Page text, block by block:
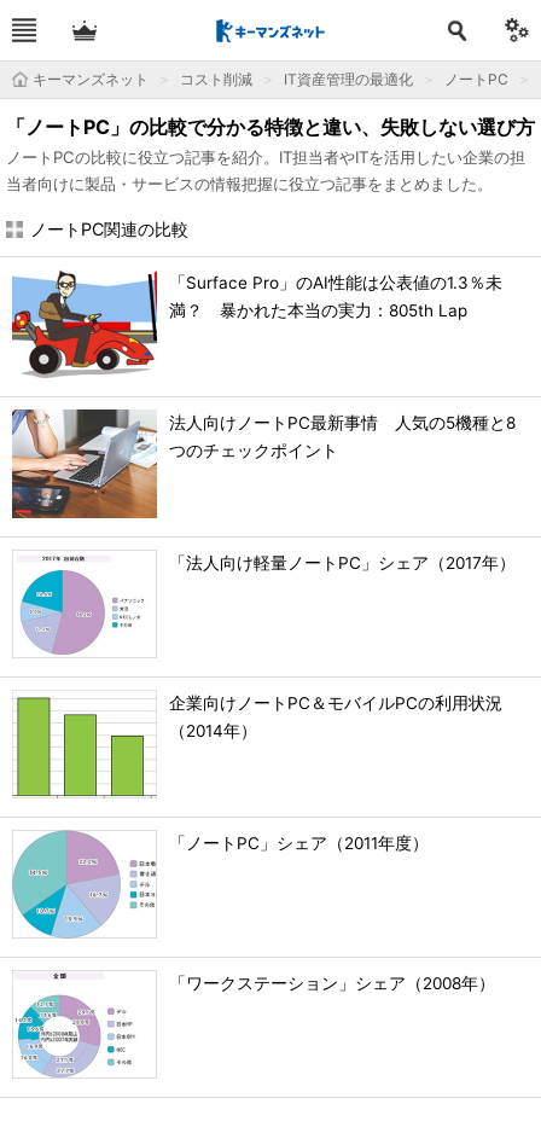
キーマンズネット コスト削減 IT資産管理の最適化 ノートPC
「ノートPC」の比較で分かる特徴と違い、失敗しない選び方
ノートPCの比較に役立つ記事を紹介。IT担当者やITを活用したい企業の担
当者向けに製品・サービスの情報把握に役立つ記事をまとめました。
ノートPC関連の比較
「Surface Pro」のAI性能は公表値の1.3％未
満？ 暴かれた本当の実力：805th Lap
法人向けノートPC最新事情 人気の5機種と8
つのチェックポイント
「法人向け軽量ノートPC」シェア（2017年）
企業向けノートPC＆モバイルPCの利用状況
（2014年）
「ノートPC」シェア（2011年度）
「ワークステーション」シェア（2008年）